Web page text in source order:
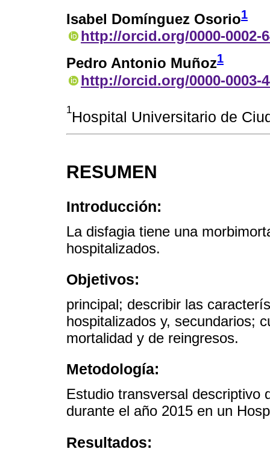
Isabel Domínguez Osorio1
http://orcid.org/0000-0002-
Pedro Antonio Muñoz1
http://orcid.org/0000-0003-
1Hospital Universitario de
RESUMEN
Introducción:
La disfagia tiene una
hospitalizados.
Objetivos:
principal; describir las
hospitalizados y, secundarios;
mortalidad y de reingresos.
Metodología:
Estudio transversal descriptivo
durante el año 2015 en un
Resultados: